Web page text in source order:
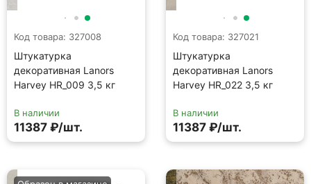
Код товара: 327008
Штукатурка
декоративная Lanors
Harvey HR_009 3,5 кг
В наличии
11387 ₽/шт.
Код товара: 327021
Штукатурка
декоративная Lanors
Harvey HR_022 3,5 кг
В наличии
11387 ₽/шт.